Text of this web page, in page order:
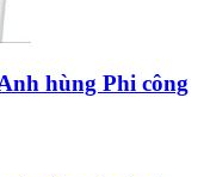
hùng Phi công